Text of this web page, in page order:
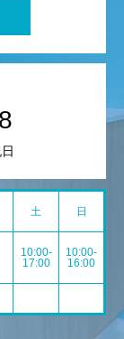
土 日
10:00-
17:00
10:00-
16:00